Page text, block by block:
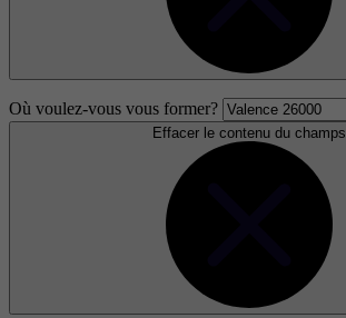
Où voulez-vous vous former?
Effacer le contenu du champs